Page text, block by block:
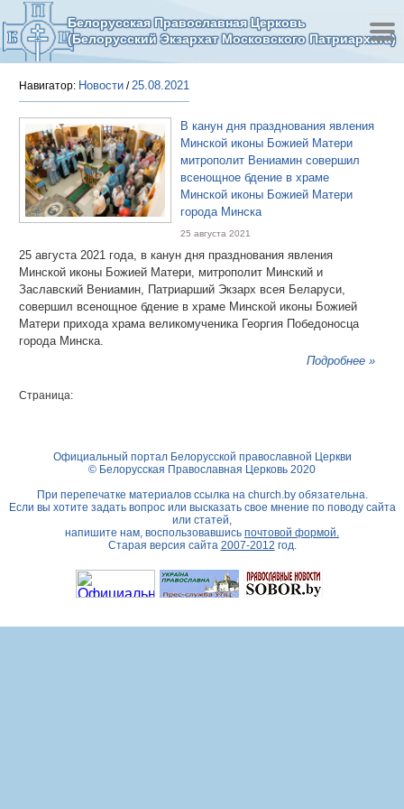
Белорусская Православная Церковь
(Белорусский Экзархат Московского Патриархата)
Навигатор: Новости /25.08.2021
В канун дня празднования явления
Минской иконы Божией Матери
митрополит Вениамин совершил
всенощное бдение в храме
Минской иконы Божией Матери
города Минска
25 августа 2021
25 августа 2021 года, в канун дня празднования явления
Минской иконы Божией Матери, митрополит Минский и
Заславский Вениамин, Патриарший Экзарх всея Беларуси,
совершил всенощное бдение в храме Минской иконы Божией
Матери прихода храма великомученика Георгия Победоносца
города Минска.
Подробнее »
Страница:
Официальный портал Белорусской православной Церкви
© Белорусская Православная Церковь 2020
При перепечатке материалов ссылка на church.byобязательна.
Если вы хотите задать вопрос или высказать свое мнение по поводу сайта
или статей,
напишите нам, воспользовавшись почтовой формой.
Старая версия сайта 2007-2012 год.